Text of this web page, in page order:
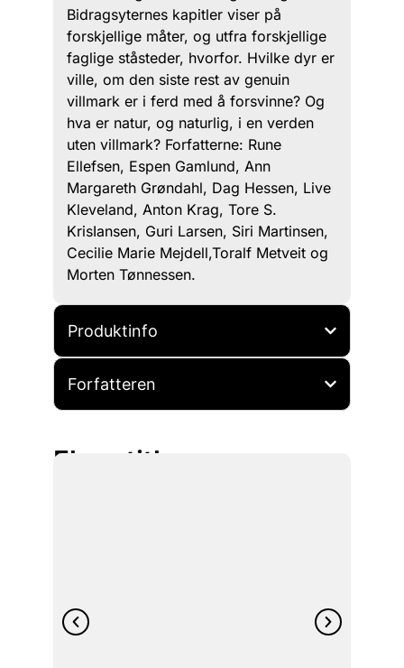
Bidragsyternes kapitler viser på
forskjellige måter, og utfra forskjellige
faglige ståsteder, hvorfor. Hvilke dyr er
ville, om den siste rest av genuin
villmark er i ferd med å forsvinne? Og
hva er natur, og naturlig, i en verden
uten villmark? Forfatterne: Rune
Ellefsen, Espen Gamlund, Ann
Margareth Grøndahl, Dag Hessen, Live
Kleveland, Anton Krag, Tore S.
KrisIansen, Guri Larsen, Siri Martinsen,
Cecilie Marie Mejdell,Toralf Metveit og
Morten Tønnessen.
Produktinfo
Forfatteren
Flere titler